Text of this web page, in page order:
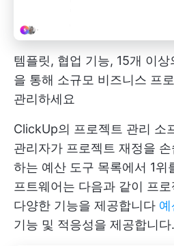
템플릿, 협업 기능, 15개 이
을 통해 소규모 비즈니스 프
관리하세요
ClickUp의 프로젝트 관리 소
관리자가 프로젝트 재정을
하는 예산 도구 목록에서 1위
프트웨어는 다음과 같이 프
다양한 기능을 제공합니다
기능 및 적응성을 제공합니다.